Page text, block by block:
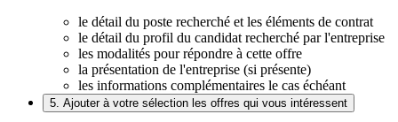
le détail du poste recherché et les éléments de contrat
le détail du profil du candidat recherché par l'entreprise
les modalités pour répondre à cette offre
la présentation de l'entreprise (si présente)
les informations complémentaires le cas échéant
5. Ajouter à votre sélection les offres qui vous intéressent